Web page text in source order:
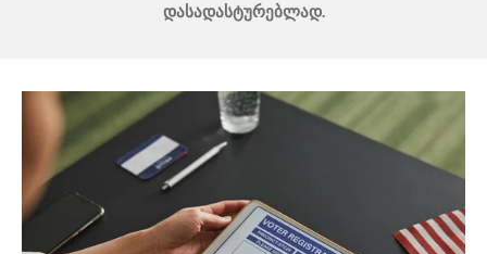
დასადასტურებლად.